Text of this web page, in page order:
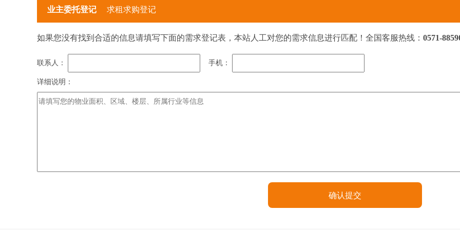
业主委托登记 求租求购登记
如果您没有找到合适的信息请填写下面的需求登记表，本站人工对您的需求信息进行匹配！全国客服热线： 0571-
联系人： 手机：
详细说明：